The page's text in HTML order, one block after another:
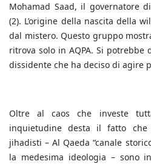
Mohamad Saad, il governatore
(2). L’origine della nascita della
dal mistero. Questo gruppo
ritrova solo in AQPA. Si
dissidente che ha deciso di agire
Oltre al caos che investe
inquietudine desta il fatto
jihadisti – Al Qaeda “canale
la medesima ideologia – sono